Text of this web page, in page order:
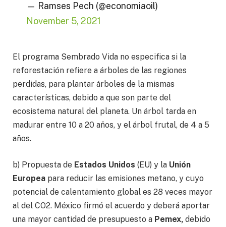
— Ramses Pech (@economiaoil)
November 5, 2021
El programa Sembrado Vida no especifica si la
reforestación refiere a árboles de las regiones
perdidas, para plantar árboles de la mismas
características, debido a que son parte del
ecosistema natural del planeta. Un árbol tarda en
madurar entre 10 a 20 años, y el árbol frutal, de 4 a 5
años.
b) Propuesta de Estados Unidos (EU) y la Unión
Europea para reducir las emisiones metano, y cuyo
potencial de calentamiento global es 28 veces mayor
al del CO2. México firmó el acuerdo y deberá aportar
una mayor cantidad de presupuesto a Pemex, debido